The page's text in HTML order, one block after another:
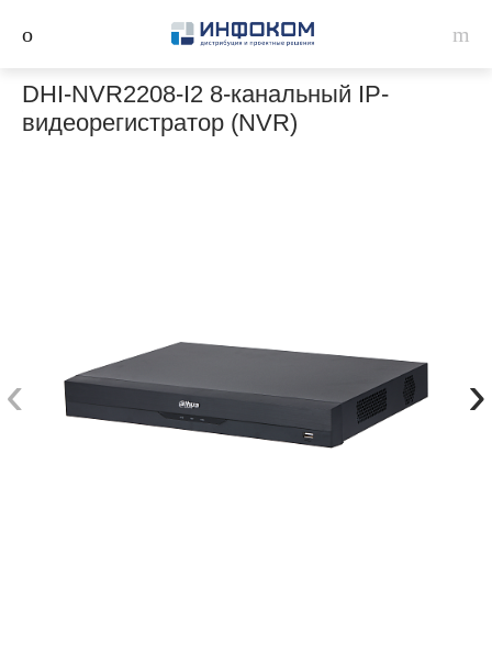
DHI-NVR2208-I2 8-канальный IP-
видеорегистратор (NVR)
‹ ›